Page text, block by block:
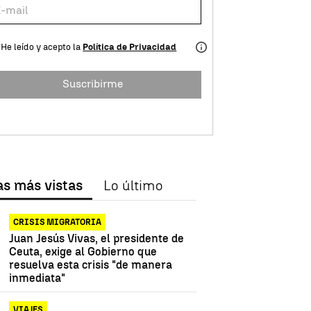
He leído y acepto la Política de Privacidad
Suscribirme
más vistas Lo último
CRISIS MIGRATORIA
Juan Jesús Vivas, el presidente de
Ceuta, exige al Gobierno que
resuelva esta crisis "de manera
inmediata"